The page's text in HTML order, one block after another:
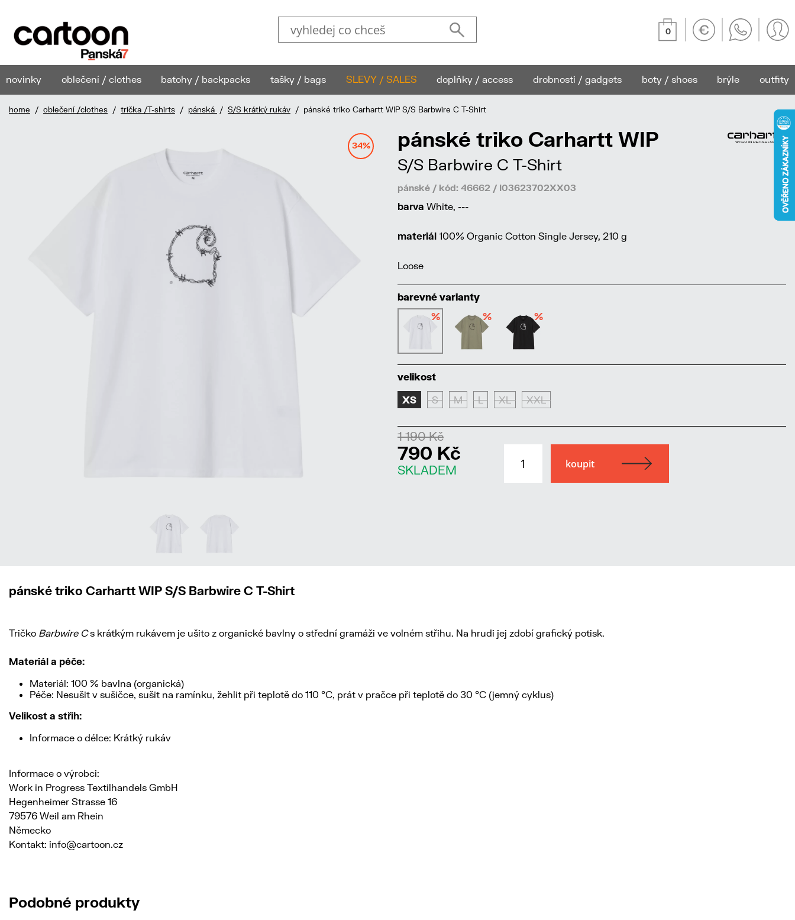
0
novinky oblečení / clothes batohy / backpacks tašky / bags SLEVY / SALES doplňky / access drobnosti / gadgets boty / shoes brýle outfity
home / oblečení /clothes / trička /T-shirts / pánská / S/S krátký rukáv / pánské triko Carhartt WIP S/S Barbwire C T-Shirt
34% pánské triko Carhartt WIP
S/S Barbwire C T-Shirt
pánské / kód: 46662 / I03623702XX03
barva White, ---
materiál 100% Organic Cotton Single Jersey, 210 g
Loose
barevné varianty
%
% %
velikost
XS S M L XL XXL
1 190 Kč
790 Kč
SKLADEM
pánské triko Carhartt WIP S/S Barbwire C T-Shirt
Tričko Barbwire Cs krátkým rukávem je ušito z organické bavlny o střední gramáži ve volném střihu. Na hrudi jej zdobí grafický potisk.
Materiál a péče:
Materiál: 100 % bavlna (organická)
Péče: Nesušit v sušičce, sušit na ramínku, žehlit při teplotě do 110 °C, prát v pračce při teplotě do 30 °C (jemný cyklus)
Velikost a střih:
Informace o délce: Krátký rukáv
Informace o výrobci:
Work in Progress Textilhandels GmbH
Hegenheimer Strasse 16
79576 Weil am Rhein
Německo
Kontakt: info@cartoon.cz
Podobné produkty